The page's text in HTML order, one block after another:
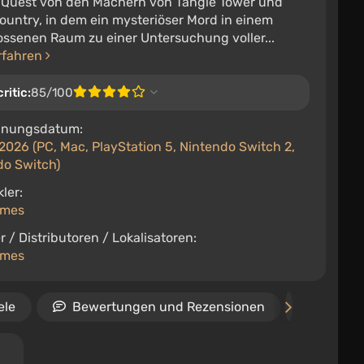
in dem ein mysteriöser Mord in einem
Raum zu einer Untersuchung voller...
85/100
(PC, Mac, PlayStation 5, Nintendo Switch 2,
Switch)
/ Distributoren / Lokalisatoren:
Bewertungen und Rezensionen